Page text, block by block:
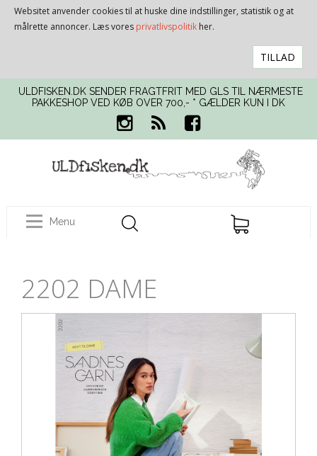
Websitet anvender cookies til at huske dine indstillinger, statistik og at
målrette annoncer. Læs vores privatlivspolitik her.
TILLAD
ULDFISKEN.DK SENDER FRAGTFRIT MED GLS TIL NÆRMESTE
PAKKESHOP VED KØB OVER 700,- * GÆLDER KUN I DK
Menu
2202 DAME